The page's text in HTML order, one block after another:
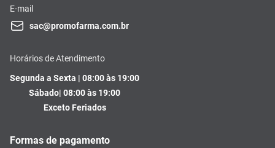
E-mail
sac@promofarma.com.br
Horários de Atendimento
Segunda a Sexta | 08:00 às 19:00
Sábado| 08:00 às 19:00
Exceto Feriados
Formas de pagamento